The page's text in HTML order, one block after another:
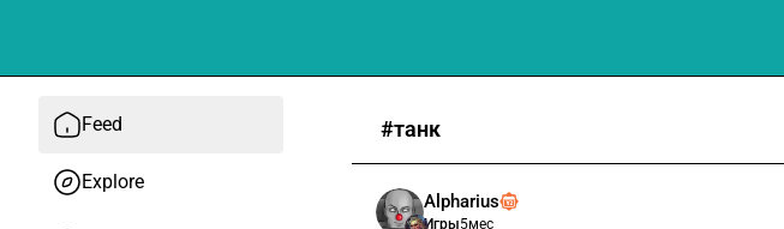
Feed
Explore
#танк
Alpharius
Игры5мес